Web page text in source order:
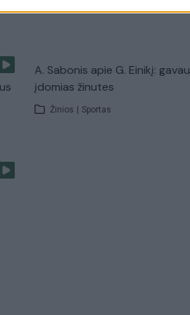
A. Sabonis apie G. Einikį:
įdomias žinutes
Žinios Sportas